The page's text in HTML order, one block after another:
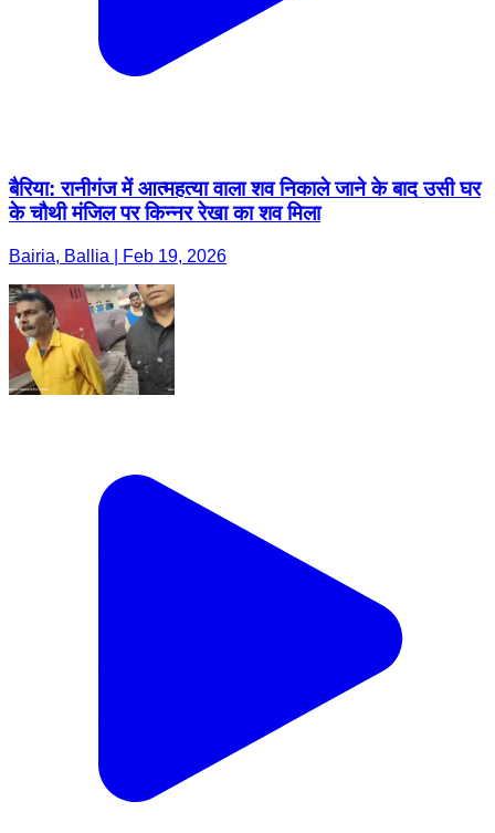
बैरिया: रानीगंज में आत्महत्या वाला शव निकाले जाने के बाद उसी घर
के चौथी मंजिल पर किन्नर रेखा का शव मिला
Bairia, Ballia | Feb 19, 2026